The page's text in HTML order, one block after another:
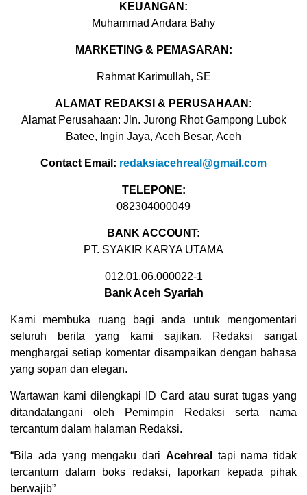
KEUANGAN:
Muhammad Andara Bahy
MARKETING & PEMASARAN:
Rahmat Karimullah, SE
ALAMAT REDAKSI & PERUSAHAAN:
Alamat Perusahaan: Jln. Jurong Rhot Gampong Lubok
Batee, Ingin Jaya, Aceh Besar, Aceh
Contact Email: redaksiacehreal@gmail.com
TELEPONE:
082304000049
BANK ACCOUNT:
PT. SYAKIR KARYA UTAMA
012.01.06.000022-1
Bank Aceh Syariah
Kami membuka ruang bagi anda untuk mengomentari
seluruh berita yang kami sajikan. Redaksi sangat
menghargai setiap komentar disampaikan dengan bahasa
yang sopan dan elegan.
Wartawan kami dilengkapi ID Card atau surat tugas yang
ditandatangani oleh Pemimpin Redaksi serta nama
tercantum dalam halaman Redaksi.
“Bila ada yang mengaku dari Acehreal
tapi nama tidak
tercantum dalam boks redaksi, laporkan kepada pihak
berwajib”